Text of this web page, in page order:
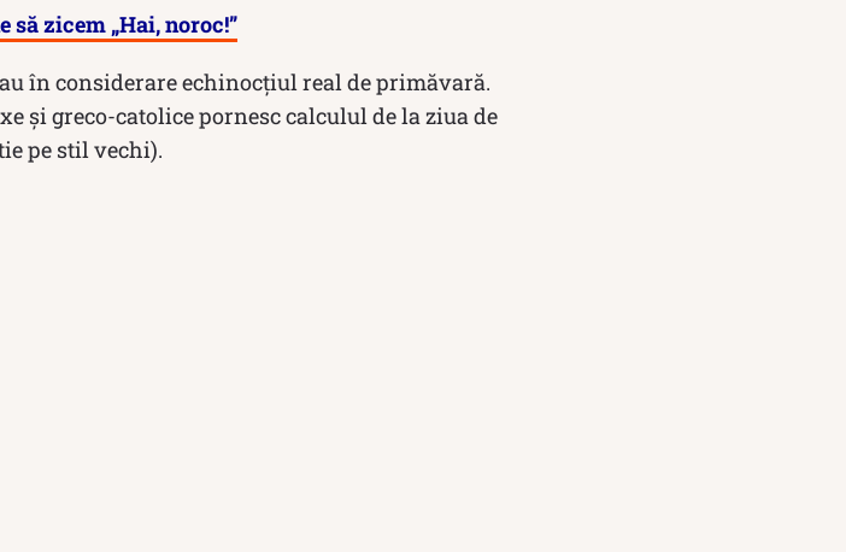
să zicem „Hai, noroc!”
în considerare echinocțiul real de primăvară.
și greco-catolice pornesc calculul de la ziua de
pe stil vechi).